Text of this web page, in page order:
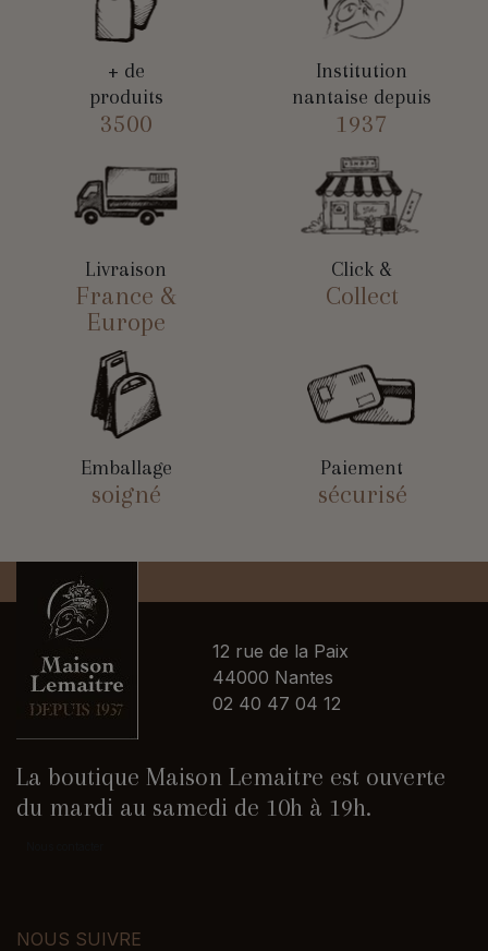
+ de
produits
3500
Institution
nantaise depuis
1937
Livraison
France &
Europe
Click &
Collect
Emballage
soigné
Paiement
sécurisé
12 rue de la Paix
44000 Nantes
02 40 47 04 12
La boutique Maison Lemaitre est ouverte
du mardi au samedi de 10h à 19h.
NOUS SUIVRE